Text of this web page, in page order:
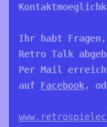
Ihr habt Fragen,
Retro Talk
Per Mail
auf Facebook,